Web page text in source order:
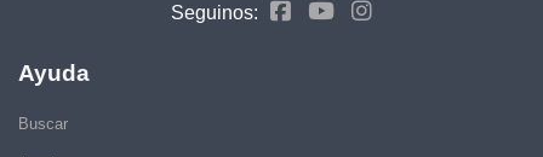
Seguinos:
Ayuda
Buscar